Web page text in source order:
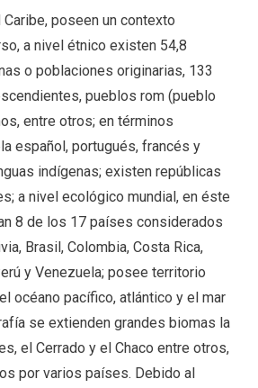
poseen un contexto
a nivel étnico existen 54,8
o poblaciones originarias, 133
pueblos rom (pueblo
entre otros; en términos
español, portugués, francés y
indígenas; existen repúblicas
a nivel ecológico mundial, en éste
8 de los 17 países considerados
Brasil, Colombia, Costa Rica,
y Venezuela; posee territorio
océano pacífico, atlántico y el mar
se extienden grandes biomas la
el Cerrado y el Chaco entre otros,
por varios países. Debido al